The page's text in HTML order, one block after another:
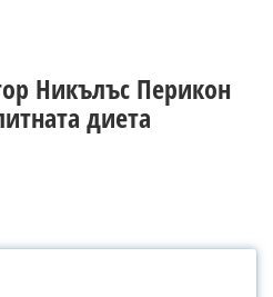
Никълъс Перикон
диета